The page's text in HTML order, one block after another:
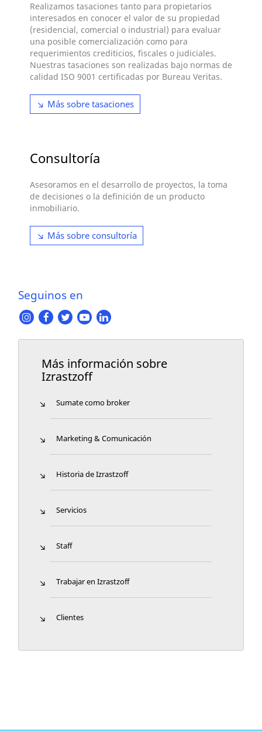
Realizamos tasaciones tanto para propietarios
interesados en conocer el valor de su propiedad
(residencial, comercial o industrial) para evaluar
una posible comercialización como para
requerimientos crediticios, fiscales o judiciales.
Nuestras tasaciones son realizadas bajo normas de
calidad ISO 9001 certificadas por Bureau Veritas.
Más sobre tasaciones
Consultoría
Asesoramos en el desarrollo de proyectos, la toma
de decisiones o la definición de un producto
inmobiliario.
Más sobre consultoría
Seguinos en
Más información sobre
Izrastzoff
Sumate como broker
Marketing & Comunicación
Historia de Izrastzoff
Servicios
Staff
Trabajar en Izrastzoff
Clientes